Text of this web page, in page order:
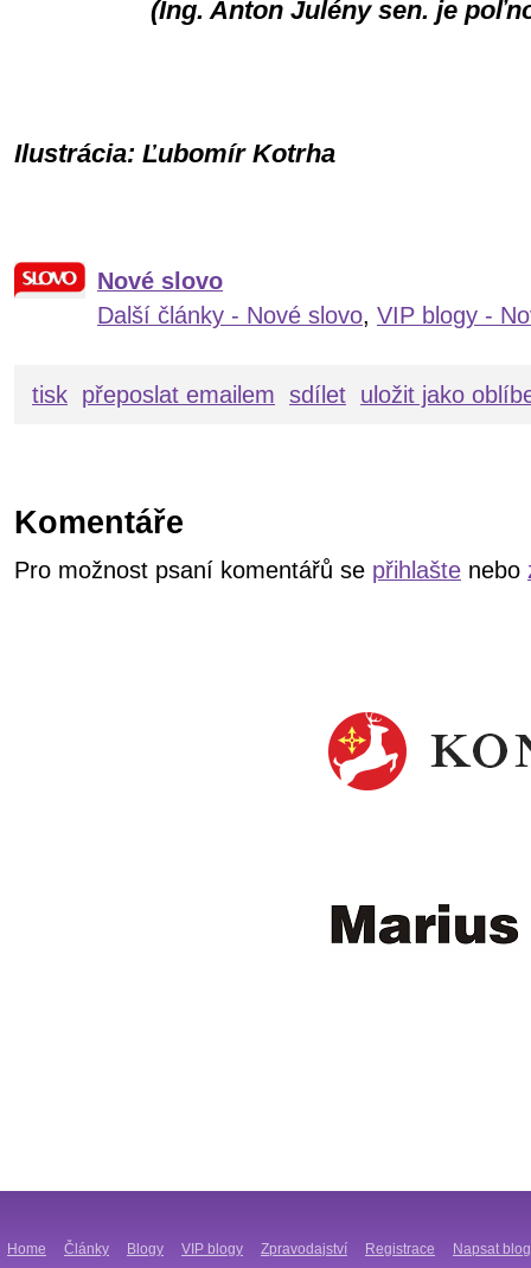
(Ing. Anton Julény sen. je
Ilustrácia: Ľubomír Kotrha
Nové slovo
Další články - Nové slovo, VIP blogy -
tisk přeposlat emailem sdílet uložit jako
Komentáře
Pro možnost psaní komentářů se přihlašte nebo
Home Články Blogy VIP blogy Zpravodajství Registrace Napsat blog